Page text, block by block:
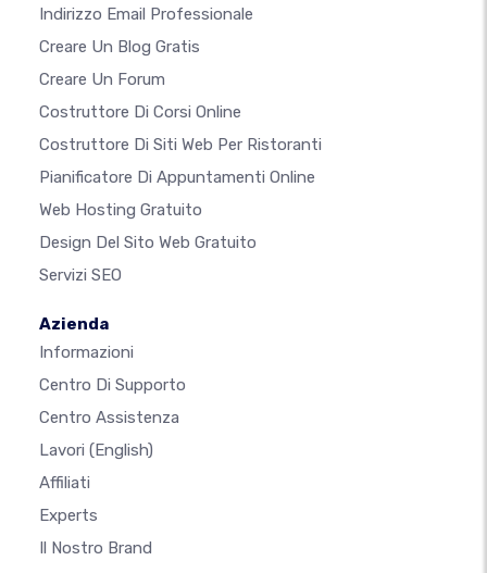
Indirizzo Email Professionale
Creare Un Blog Gratis
Creare Un Forum
Costruttore Di Corsi Online
Costruttore Di Siti Web Per Ristoranti
Pianificatore Di Appuntamenti Online
Web Hosting Gratuito
Design Del Sito Web Gratuito
Servizi SEO
Azienda
Informazioni
Centro Di Supporto
Centro Assistenza
Lavori (English)
Affiliati
Experts
Il Nostro Brand